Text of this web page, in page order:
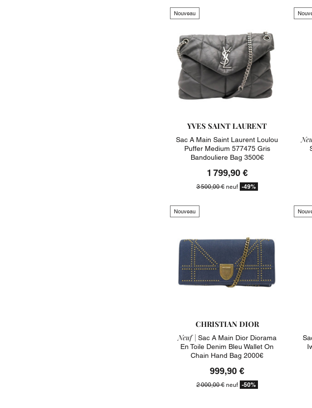
Nouveau
YVES SAINT LAURENT
Sac A Main Saint Laurent Loulou
Puffer Medium 577475 Gris
Bandouliere Bag 3500€
1 799,90 €
3 500,00 €neuf -49%
Nouveau
CHRISTIAN DIOR
Neuf | Sac A Main Dior Diorama
En Toile Denim Bleu Wallet On
Chain Hand Bag 2000€
999,90 €
2 000,00 €neuf -50%